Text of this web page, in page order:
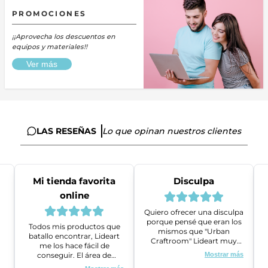
PROMOCIONES
¡¡Aprovecha los descuentos en
equipos y materiales!!
Ver más
LAS RESEÑAS Lo que opinan nuestros clientes
Mi tienda favorita
online
Todos mis productos que
batallo encontrar, Lideart
me los hace fácil de
conseguir. El área de
ventas es super amable y
Disculpa
Quiero ofrecer una disculpa
porque pensé que eran los
mismos que "Urban
Craftroom" Lideart muy
amables me ayudaron a
gestionar un problema que
Mostrar más